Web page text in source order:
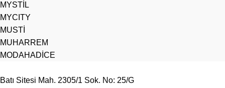
MYSTİL
MYCITY
MUSTİ
MUHARREM
MODAHADİCE
Batı Sitesi Mah. 2305/1 Sok. No: 25/G